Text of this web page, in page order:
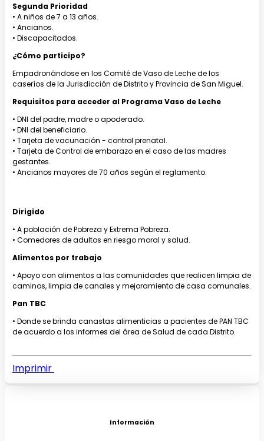
Segunda Prioridad
• A niños de 7 a 13 años.
• Ancianos.
• Discapacitados.
¿Cómo participo?
Empadronándose en los Comité de Vaso de Leche de los
caseríos de la Jurisdicción de Distrito y Provincia de San Miguel.
Requisitos para acceder al Programa Vaso de Leche
• DNI del padre, madre o apoderado.
• DNI del beneficiario.
• Tarjeta de vacunación - control prenatal.
• Tarjeta de Control de embarazo en el caso de las madres
gestantes.
• Ancianos mayores de 70 años según el reglamento.
Dirigido
• A población de Pobreza y Extrema Pobreza.
• Comedores de adultos en riesgo moral y salud.
Alimentos por trabajo
• Apoyo con alimentos a las comunidades que realicen limpia de
caminos, limpia de canales y mejoramiento de casa comunales.
Pan TBC
• Donde se brinda canastas alimenticias a pacientes de PAN TBC
de acuerdo a los informes del área de Salud de cada Distrito.
Imprimir
Información